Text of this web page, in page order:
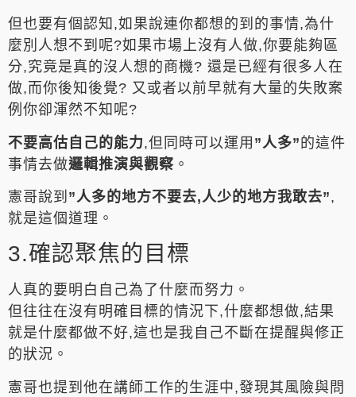
但也要有個認知,如果說連你都想的到的事情,為什
麼別人想不到呢?如果市場上沒有人做,你要能夠區
分,究竟是真的沒人想的商機? 還是已經有很多人在
做,而你後知後覺? 又或者以前早就有大量的失敗案
例你卻渾然不知呢?
不要高估自己的能力,但同時可以運用 ”人多”的這件
事情去做邏輯推演與觀察 。
憲哥說到 ”人多的地方不要去,人少的地方我敢去”,
就是這個道理。
3.確認聚焦的目標
人真的要明白自己為了什麼而努力。
但往往在沒有明確目標的情況下,什麼都想做,結果
就是什麼都做不好,這也是我自己不斷在提醒與修正
的狀況。
憲哥也提到他在講師工作的生涯中,發現其風險與問